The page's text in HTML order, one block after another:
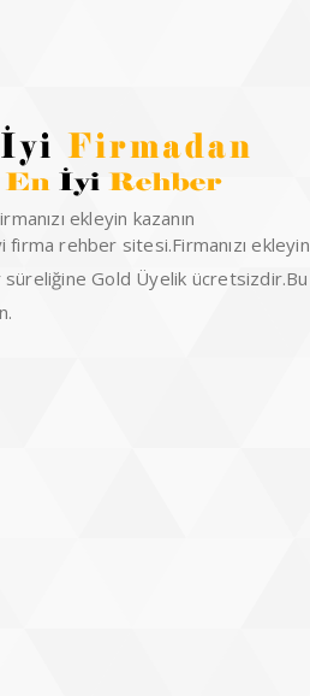
ekleyin kazanın
firma rehber sitesi.Firmanızı ekleyin
süreliğine Gold Üyelik ücretsizdir.Bu